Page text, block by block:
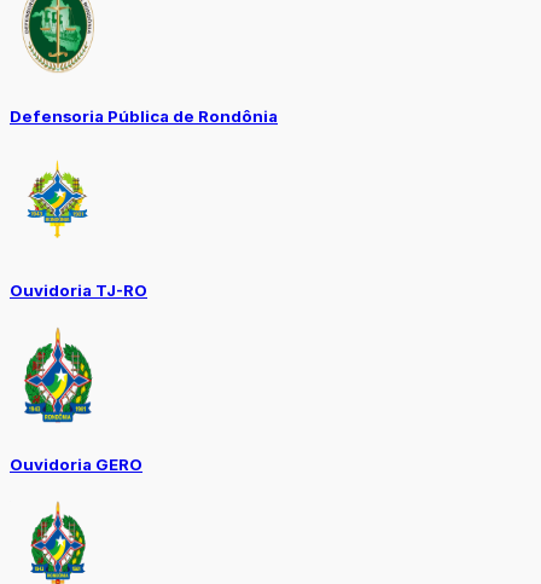
Defensoria Pública de Rondônia
Ouvidoria TJ-RO
Ouvidoria GERO